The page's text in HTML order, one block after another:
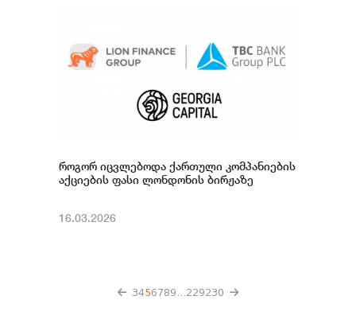
როგორ იცვლებოდა ქართული კომპანიების
აქციების ფასი ლონდონის ბირჟაზე
16.03.2026
3456789 229230